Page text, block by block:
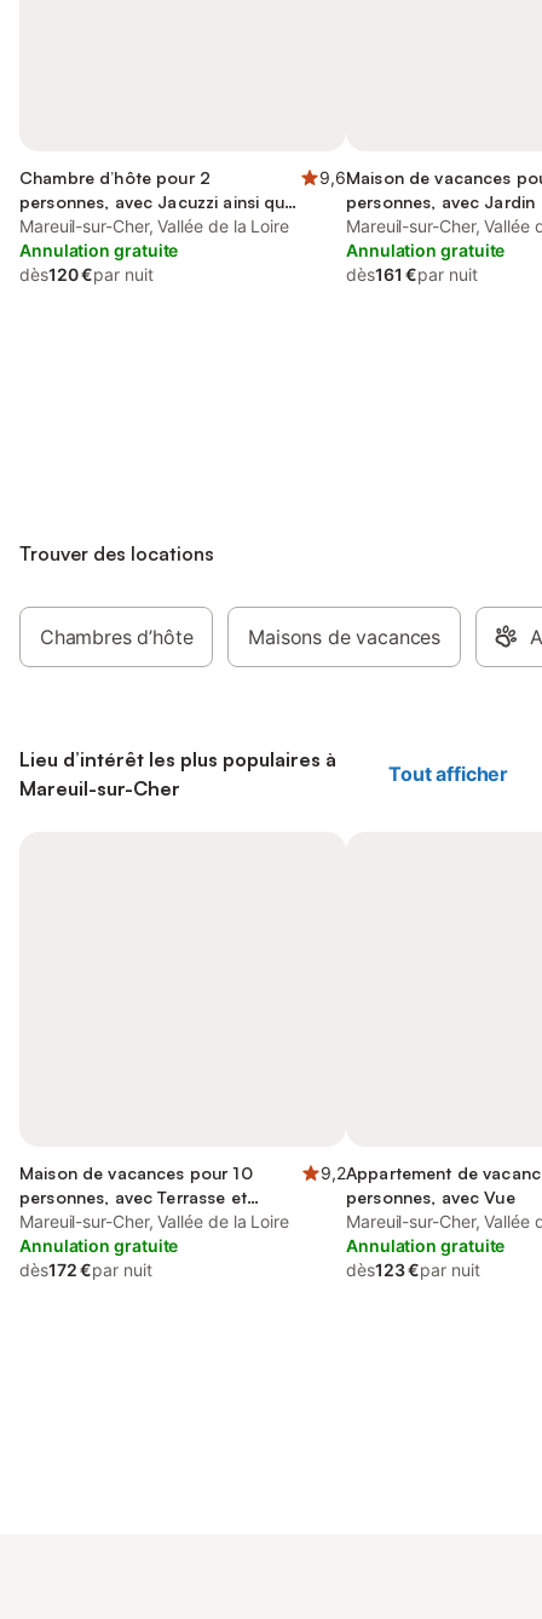
Chambre d’hôte pour 2
personnes, avec Jacuzzi ainsi que
Jardin et Piscine
9,6
Mareuil-sur-Cher, Vallée de la Loire
Annulation gratuite
dès120 €par nuit
Maison de vacances
personnes, avec Jardin
Mareuil-sur-Cher, Vallée
Annulation gratuite
dès161 €par nuit
Trouver des locations
Chambres d’hôte Maisons de vacances
Lieu d’intérêt les plus populaires à
Mareuil-sur-Cher
Tout afficher
Maison de vacances pour 10
personnes, avec Terrasse et
Jardin
9,2
Mareuil-sur-Cher, Vallée de la Loire
Annulation gratuite
dès172 €par nuit
Appartement de
personnes, avec Vue
Mareuil-sur-Cher, Vallée
Annulation gratuite
dès123 €par nuit